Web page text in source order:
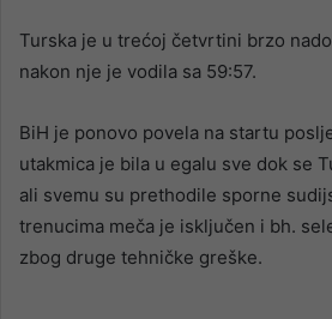
Turska je u trećoj četvrtini brzo
nakon nje je vodila sa 59:57.
BiH je ponovo povela na startu
utakmica je bila u egalu sve dok se
ali svemu su prethodile sporne
trenucima meča je isključen i bh.
zbog druge tehničke greške.